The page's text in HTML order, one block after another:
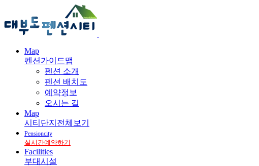
Map
펜션가이드맵
펜션 소개
펜션 배치도
예약정보
오시는 길
Map
시티단지전체보기
Pensioncity
실시간예약하기
Facilities
부대시설